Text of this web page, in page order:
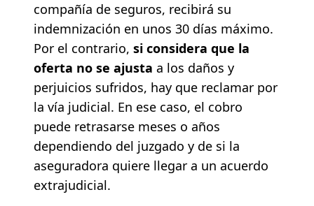
compañía de seguros, recibirá su
indemnización en unos 30 días máximo.
Por el contrario, si considera que la
oferta no se ajusta a los daños y
perjuicios sufridos, hay que reclamar por
la vía judicial. En ese caso, el cobro
puede retrasarse meses o años
dependiendo del juzgado y de si la
aseguradora quiere llegar a un acuerdo
extrajudicial.